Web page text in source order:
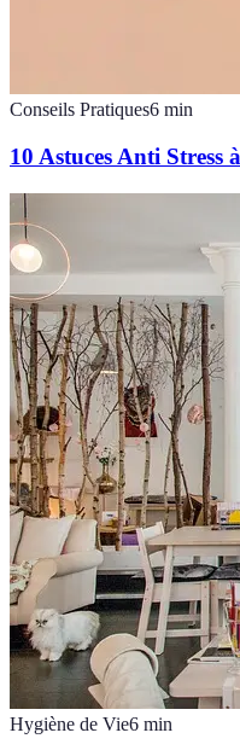
Conseils Pratiques6 min
10 Astuces Anti Stress
Hygiène de Vie6 min